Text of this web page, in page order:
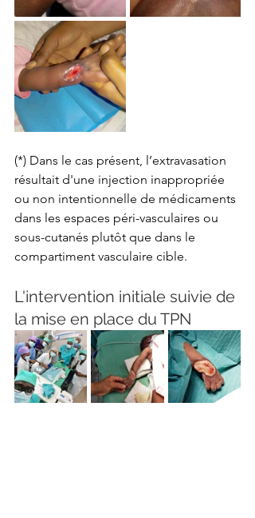
(*) Dans le cas présent, l’extravasation
résultait d'une injection inappropriée
ou non intentionnelle de médicaments
dans les espaces péri-vasculaires ou
sous-cutanés plutôt que dans le
compartiment vasculaire cible.
L'intervention initiale suivie de
la mise en place du TPN